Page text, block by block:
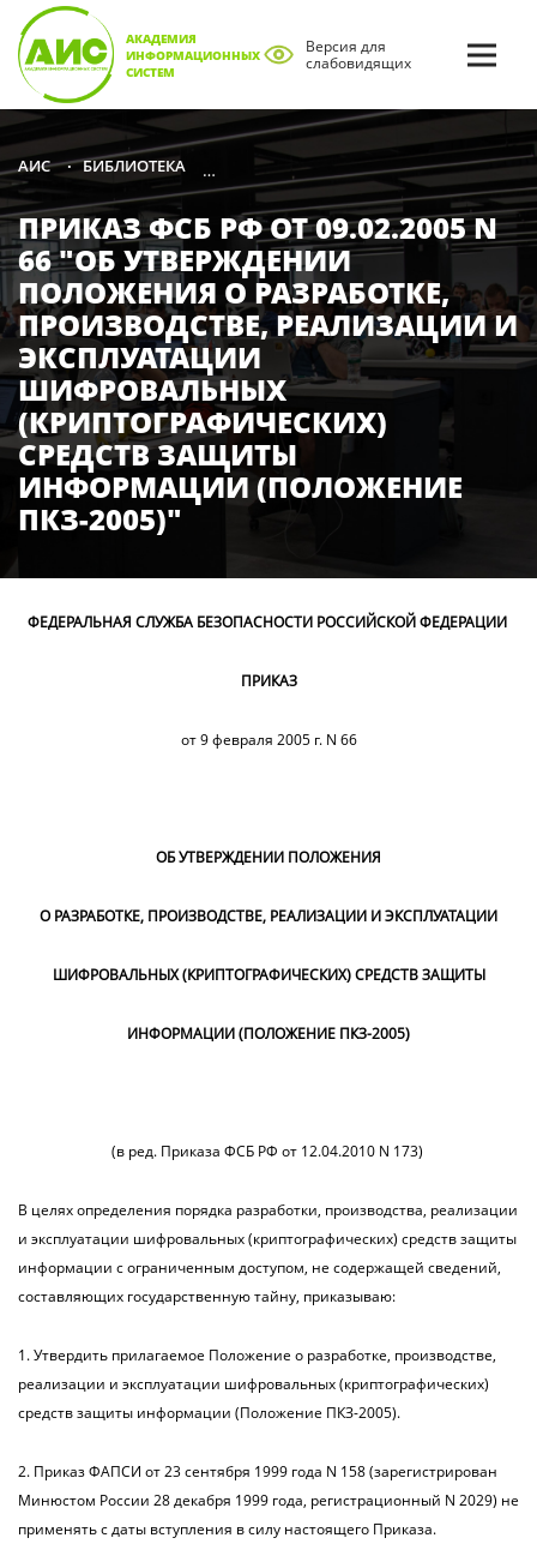
АКАДЕМИЯ
ИНФОРМАЦИОННЫХ
СИСТЕМ
Версия для
слабовидящих
АИС • БИБЛИОТЕКА СПРАВОЧНАЯ ЛИТЕРАТУРА ПО
ПРИКАЗ ФСБ РФ ОТ 09.02.2005 N
66 "ОБ УТВЕРЖДЕНИИ
ПОЛОЖЕНИЯ О РАЗРАБОТКЕ,
ПРОИЗВОДСТВЕ, РЕАЛИЗАЦИИ И
ЭКСПЛУАТАЦИИ
ШИФРОВАЛЬНЫХ
(КРИПТОГРАФИЧЕСКИХ)
СРЕДСТВ ЗАЩИТЫ
ИНФОРМАЦИИ (ПОЛОЖЕНИЕ
ПКЗ-2005)"
ФЕДЕРАЛЬНАЯ СЛУЖБА БЕЗОПАСНОСТИ РОССИЙСКОЙ ФЕДЕРАЦИИ
ПРИКАЗ
от 9 февраля 2005 г. N 66
ОБ УТВЕРЖДЕНИИ ПОЛОЖЕНИЯ
О РАЗРАБОТКЕ, ПРОИЗВОДСТВЕ, РЕАЛИЗАЦИИ И ЭКСПЛУАТАЦИИ
ШИФРОВАЛЬНЫХ (КРИПТОГРАФИЧЕСКИХ) СРЕДСТВ ЗАЩИТЫ
ИНФОРМАЦИИ (ПОЛОЖЕНИЕ ПКЗ-2005)
(в ред. Приказа ФСБ РФ от 12.04.2010 N 173)
В целях определения порядка разработки, производства, реализации
и эксплуатации шифровальных (криптографических) средств защиты
информации с ограниченным доступом, не содержащей сведений,
составляющих государственную тайну, приказываю:
1. Утвердить прилагаемое Положение о разработке, производстве,
реализации и эксплуатации шифровальных (криптографических)
средств защиты информации (Положение ПКЗ-2005).
2. Приказ ФАПСИ от 23 сентября 1999 года N 158 (зарегистрирован
Минюстом России 28 декабря 1999 года, регистрационный N 2029) не
применять с даты вступления в силу настоящего Приказа.